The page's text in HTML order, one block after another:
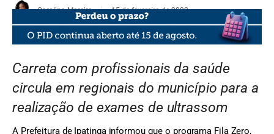
Carolina Moreira 15 de fevereiro de 2022
Carreta com profissionais da saúde
circula em regionais do município para a
realização de exames de ultrassom
A Prefeitura de Ipatinga informou que o programa Fila Zero,